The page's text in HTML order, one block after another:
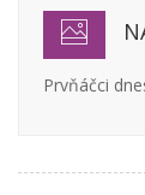
Prvňáčci